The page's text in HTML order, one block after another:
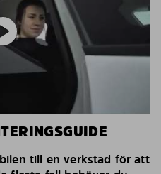
till en verkstad för att